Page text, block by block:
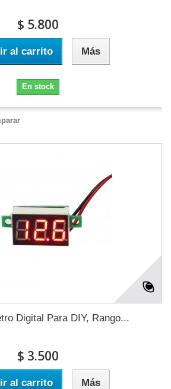
$ 5.800
al carrito Más
En stock
Digital Para DIY, Rango...
$ 3.500
al carrito Más